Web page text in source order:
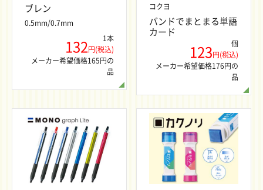
ブレン
0.5mm/0.7mm
1本
132円(税込)
メーカー希望価格165円の
品
コクヨ
バンドでまとまる単語
カード
個
123円(税込)
メーカー希望価格176円の
品